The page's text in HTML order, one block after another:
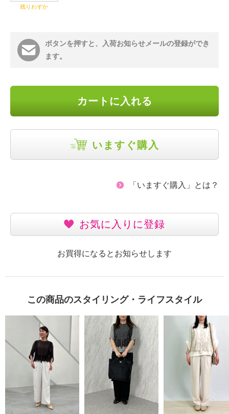
残りわずか
ボタンを押すと、入荷お知らせメールの登録ができ
ます。
カートに入れる
いますぐ購入
「いますぐ購入」とは？
お気に入りに登録
お買得になるとお知らせします
この商品のスタイリング・ライフスタイル